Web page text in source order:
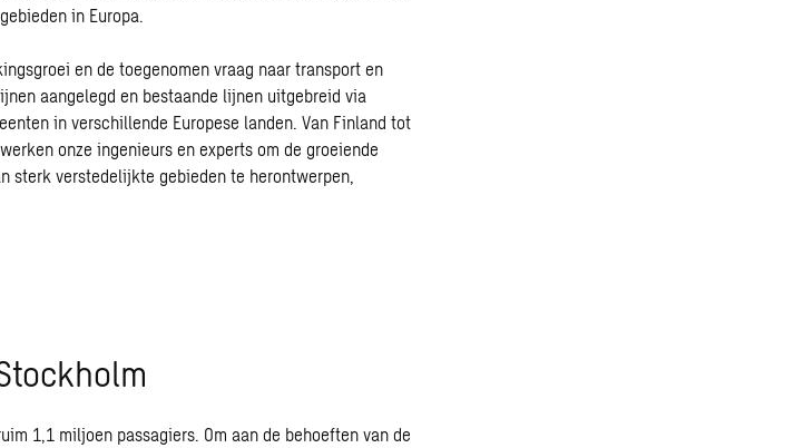
in Europa.
en de toegenomen vraag naar transport en
aangelegd en bestaande lijnen uitgebreid via
in verschillende Europese landen. Van Finland tot
onze ingenieurs en experts om de groeiende
sterk verstedelijkte gebieden te herontwerpen,
1,1 miljoen passagiers. Om aan de behoeften van de